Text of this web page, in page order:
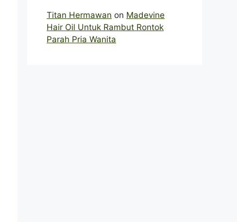
Titan Hermawan on Madevine
Hair Oil Untuk Rambut Rontok
Parah Pria Wanita